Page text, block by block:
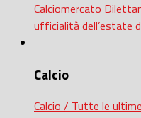
Calciomercato
ufficialità dell’estate
Calcio
Calcio / Tutte le